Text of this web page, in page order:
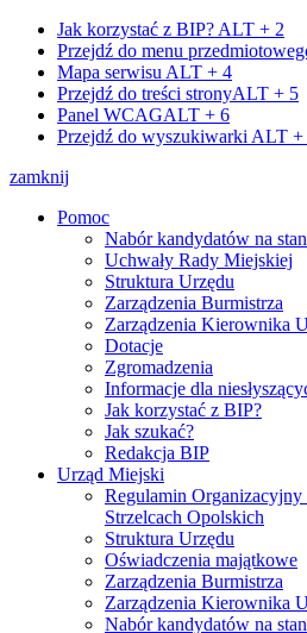
Jak korzystać z BIP? ALT + 2
Przejdź do menu
Mapa serwisu ALT + 4
Przejdź do treści stronyALT + 5
Panel WCAGALT + 6
Przejdź do wyszukiwarki ALT +
zamknij
Pomoc
Nabór kandydatów na
Uchwały Rady Miejskiej
Struktura Urzędu
Zarządzenia Burmistrza
Zarządzenia Kierownika
Dotacje
Zgromadzenia
Informacje dla
Jak korzystać z BIP?
Jak szukać?
Redakcja BIP
Urząd Miejski
Regulamin
Strzelcach Opolskich
Struktura Urzędu
Oświadczenia majątkowe
Zarządzenia Burmistrza
Zarządzenia Kierownika
Nabór kandydatów na